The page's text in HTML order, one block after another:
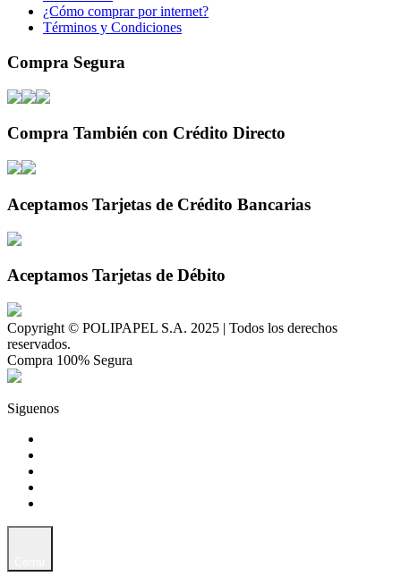
¿Cómo comprar por internet?
Términos y Condiciones
Compra Segura
Compra También con Crédito Directo
Aceptamos Tarjetas de Crédito Bancarias
Aceptamos Tarjetas de Débito
Copyright © POLIPAPEL S.A. 2025 | Todos los derechos
reservados.
Compra 100% Segura
Siguenos